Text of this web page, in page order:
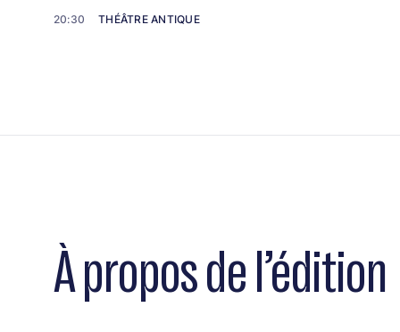
20:30 THÉÂTRE ANTIQUE
À propos de l’édition